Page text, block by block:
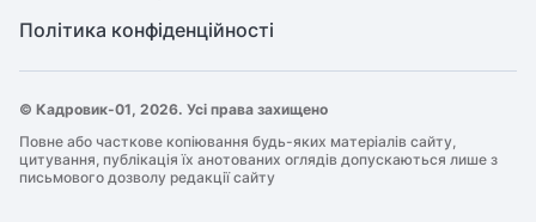
Політика конфіденційності
© Кадровик-01, 2026. Усі права захищено
Повне або часткове копіювання будь-яких матеріалів сайту,
цитування, публікація їх анотованих оглядів допускаються лише з
письмового дозволу редакції сайту